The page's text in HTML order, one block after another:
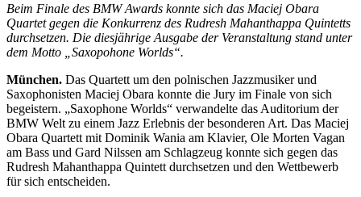
Beim Finale des BMW Awards konnte sich das Maciej Obara
Quartet gegen die Konkurrenz des Rudresh Mahanthappa Quintetts
durchsetzen. Die diesjährige Ausgabe der Veranstaltung stand unter
dem Motto „Saxopohone Worlds“.
München. Das Quartett um den polnischen Jazzmusiker und
Saxophonisten Maciej Obara konnte die Jury im Finale von sich
begeistern. „Saxophone Worlds“ verwandelte das Auditorium der
BMW Welt zu einem Jazz Erlebnis der besonderen Art. Das Maciej
Obara Quartett mit Dominik Wania am Klavier, Ole Morten Vagan
am Bass und Gard Nilssen am Schlagzeug konnte sich gegen das
Rudresh Mahanthappa Quintett durchsetzen und den Wettbewerb
für sich entscheiden.